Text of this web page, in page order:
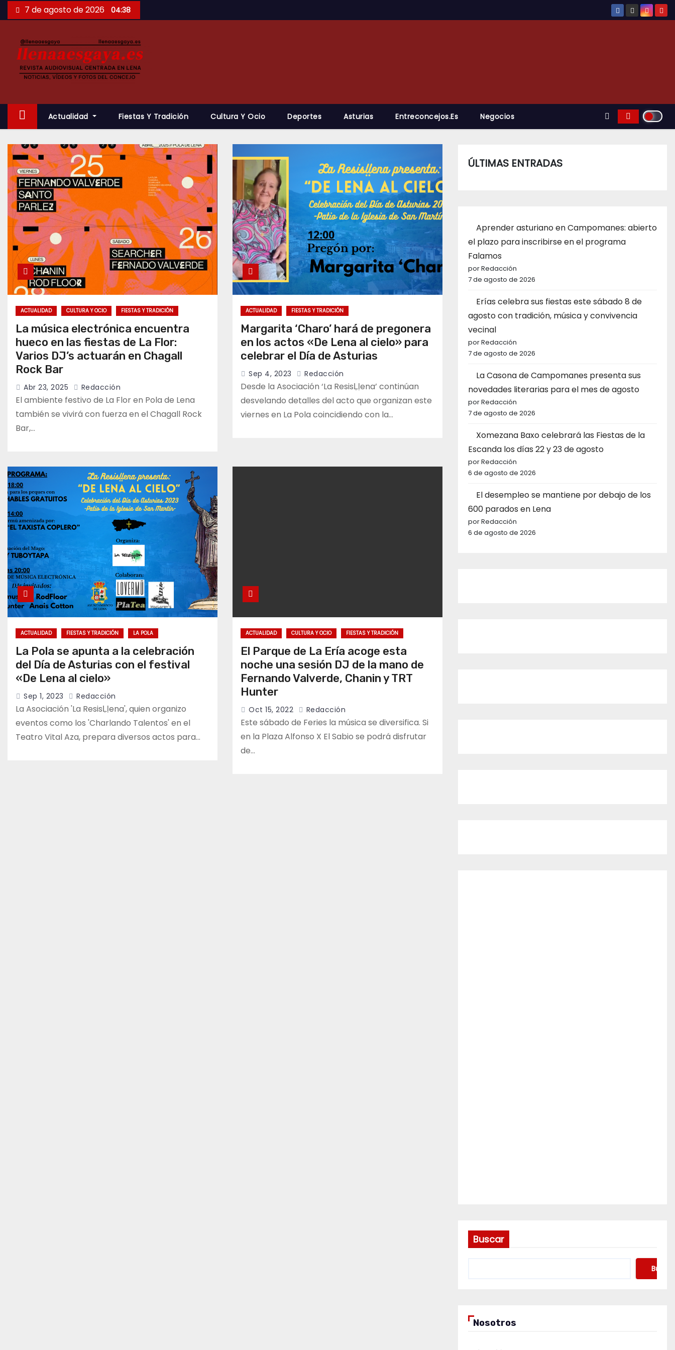
Saltar
al
7 de agosto de 2026 04:38
Actualidad Fiestas Y Tradición Cultura Y Ocio Deportes Asturias Entreconcejos.es Negocios
ACTUALIDAD CULTURA Y OCIO FIESTAS Y TRADICIÓN
La música electrónica encuentra
hueco en las fiestas de La Flor:
Varios DJ’s actuarán en Chagall
Rock Bar
Abr 23, 2025 Redacción
El ambiente festivo de La Flor en Pola de Lena
también se vivirá con fuerza en el Chagall Rock
Bar,…
ACTUALIDAD FIESTAS Y TRADICIÓN
Margarita ‘Charo’ hará de pregonera
en los actos «De Lena al cielo» para
celebrar el Día de Asturias
Sep 4, 2023 Redacción
Desde la Asociación ‘La ResisḶḷena’ continúan
desvelando detalles del acto que organizan este
viernes en La Pola coincidiendo con la…
ACTUALIDAD FIESTAS Y TRADICIÓN LA POLA
La Pola se apunta a la celebración
del Día de Asturias con el festival
«De Lena al cielo»
Sep 1, 2023 Redacción
La Asociación 'La ResisḶḷena', quien organizo
eventos como los 'Charlando Talentos' en el
Teatro Vital Aza, prepara diversos actos para…
ACTUALIDAD CULTURA Y OCIO FIESTAS Y TRADICIÓN
El Parque de La Ería acoge esta
noche una sesión DJ de la mano de
Fernando Valverde, Chanin y TRT
Hunter
Oct 15, 2022 Redacción
Este sábado de Feries la música se diversifica. Si
en la Plaza Alfonso X El Sabio se podrá disfrutar
de…
ÚLTIMAS ENTRADAS
Aprender asturiano en Campomanes: abierto
el plazo para inscribirse en el programa
Falamos
por Redacción
7 de agosto de 2026
Erías celebra sus fiestas este sábado 8 de
agosto con tradición, música y convivencia
vecinal
por Redacción
7 de agosto de 2026
La Casona de Campomanes presenta sus
novedades literarias para el mes de agosto
por Redacción
7 de agosto de 2026
Xomezana Baxo celebrará las Fiestas de la
Escanda los días 22 y 23 de agosto
por Redacción
6 de agosto de 2026
El desempleo se mantiene por debajo de los
600 parados en Lena
por Redacción
6 de agosto de 2026
Buscar
Buscar
Nosotros